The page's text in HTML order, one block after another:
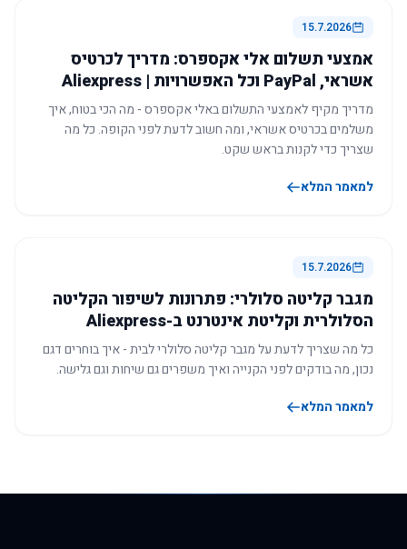
15.7.2026
אמצעי תשלום אלי אקספרס: מדריך לכרטיס
אשראי, PayPal וכל האפשרויות | Aliexpress
מדריך מקיף לאמצעי התשלום באלי אקספרס - מה הכי בטוח, איך
משלמים בכרטיס אשראי, ומה חשוב לדעת לפני הקופה. כל מה
שצריך כדי לקנות בראש שקט.
למאמר המלא
15.7.2026
מגבר קליטה סלולרי: פתרונות לשיפור הקליטה
הסלולרית וקליטת אינטרנט ב-Aliexpress
כל מה שצריך לדעת על מגבר קליטה סלולרי לבית - איך בוחרים דגם
נכון, מה בודקים לפני הקנייה ואיך משפרים גם שיחות וגם גלישה.
למאמר המלא